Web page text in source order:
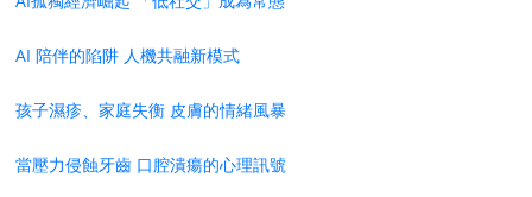
AI 陪伴的陷阱 人機共融新模式
孩子濕疹、家庭失衡 皮膚的情緒風暴
當壓力侵蝕牙齒 口腔潰瘍的心理訊號